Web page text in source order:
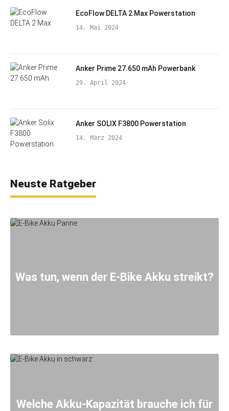
EcoFlow DELTA 2 Max Powerstation
14. Mai 2024
Anker Prime 27.650 mAh Powerbank
29. April 2024
Anker SOLIX F3800 Powerstation
14. März 2024
Neuste Ratgeber
Was tun, wenn der E-Bike Akku streikt?
Welche Akku-Kapazität brauche ich für